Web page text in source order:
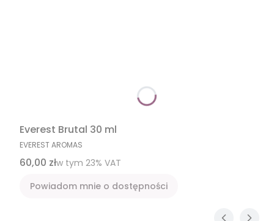
Everest Brutal 30 ml
PRODUCENT
EVEREST AROMAS
Cena brutto
60,00 złw tym %s VAT
w tym 23% VAT
Powiadom mnie o dostępności